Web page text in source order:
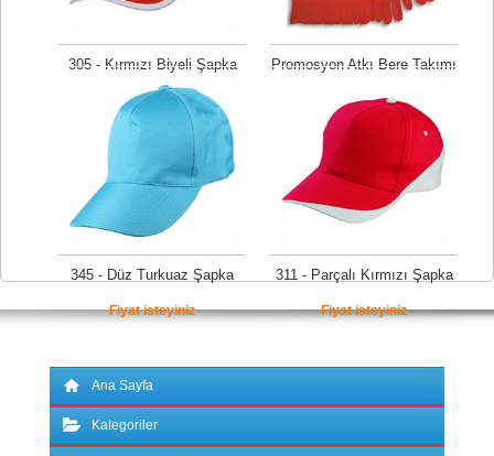
305 - Kırmızı Biyeli Şapka
Fiyat isteyiniz
Promosyon Atkı Bere Takımı
Fiyat isteyiniz
345 - Düz Turkuaz Şapka
Fiyat isteyiniz
311 - Parçalı Kırmızı Şapka
Fiyat isteyiniz
Ana Sayfa
Kategoriler